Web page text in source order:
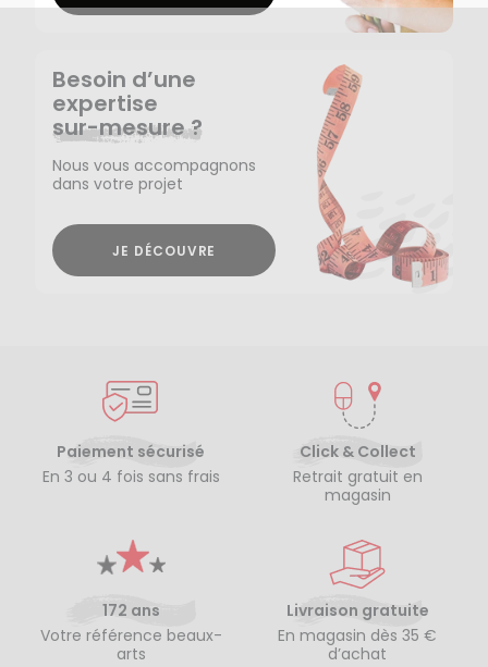
Besoin d’une
expertise
sur-mesure ?
Nous vous accompagnons
dans votre projet
JE DÉCOUVRE
Paiement sécurisé
En 3 ou 4 fois sans frais
Click & Collect
Retrait gratuit en
magasin
172 ans
Votre référence beaux-
arts
Livraison gratuite
En magasin dès 35 €
d’achat